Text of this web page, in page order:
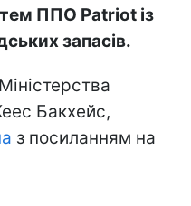
ППО Patriot із
запасів.
Бакхейс,
з посиланням на